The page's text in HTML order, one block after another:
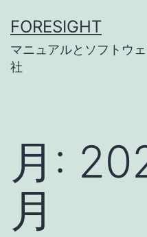
ン
テ
FORESIGHT
マニュアルとソフトウ
社
月:
月